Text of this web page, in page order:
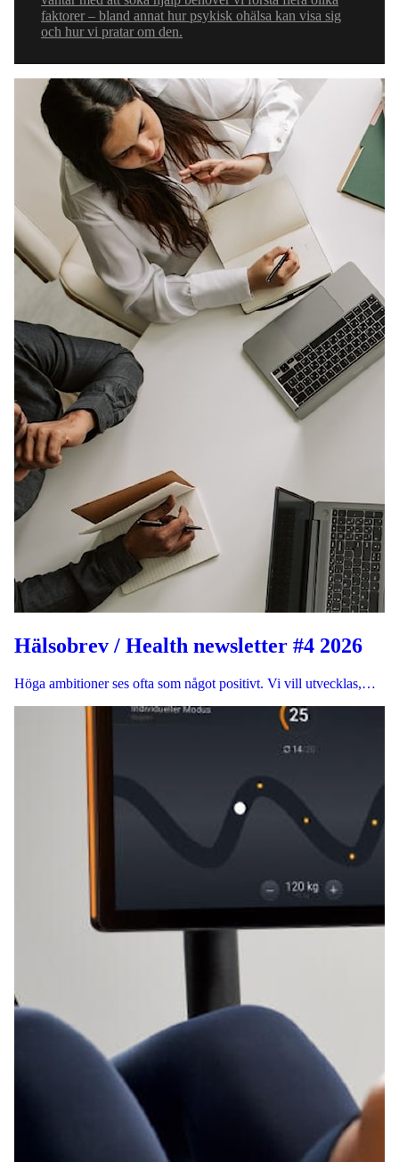
faktorer – bland annat hur psykisk ohälsa kan visa sig
och hur vi pratar om den.
Hälsobrev / Health newsletter #4 2026
Höga ambitioner ses ofta som något positivt. Vi vill utvecklas,…